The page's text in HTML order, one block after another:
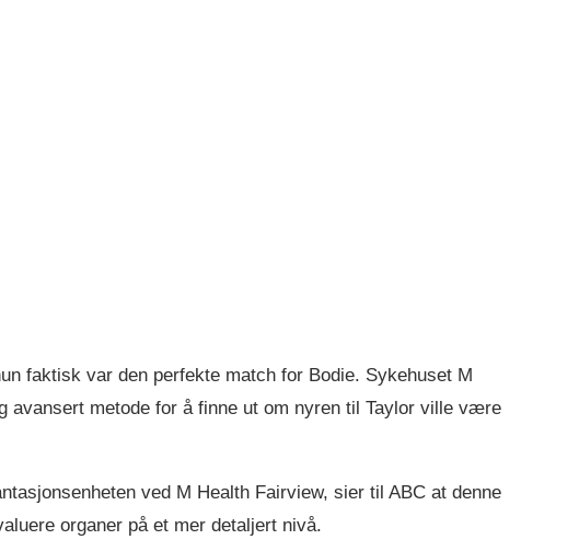
faktisk var den perfekte match for Bodie. Sykehuset M
avansert metode for å finne ut om nyren til Taylor ville være
ved M Health Fairview, sier til ABC at denne
organer på et mer detaljert nivå.